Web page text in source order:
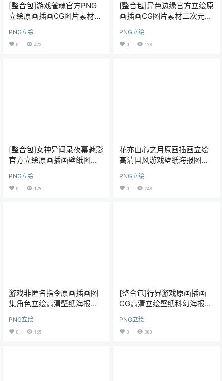
[整合包]游戏雀魂官方PNG
立绘原画插画CG图片素材日
PNG立绘
0 472
[整合包]异色边缘官方立绘原
画插画CG图片素材二次元游
PNG立绘
0 178
[整合包]女神异闻录夜幕魅影
官方立绘原画插画壁纸图片
素材二次元动漫设计
PNG立绘
0 179
花亦山心之月原画插画立绘
高清国风游戏壁纸海报图片
素材美术资源
PNG立绘
0 248
游戏非匿名指令原画插画图
集角色立绘高清壁纸海报图
片素材包更新
PNG立绘
0 165
[整合包]行界游戏原画插画
CG高清立绘壁纸科幻海报图
片素材美术资源包更新
PNG立绘
0 380